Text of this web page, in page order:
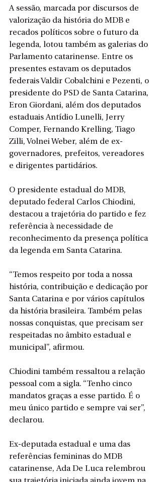
A sessão, marcada por discursos de
valorização da história do MDB e
recados políticos sobre o futuro da
legenda, lotou também as galerias do
Parlamento catarinense. Entre os
presentes estavam os deputados
federais Valdir Cobalchini e Pezenti, o
presidente do PSD de Santa Catarina,
Eron Giordani, além dos deputados
estaduais Antídio Lunelli, Jerry
Comper, Fernando Krelling, Tiago
Zilli, Volnei Weber, além de ex-
governadores, prefeitos, vereadores
e dirigentes partidários.
O presidente estadual do MDB,
deputado federal Carlos Chiodini,
destacou a trajetória do partido e fez
referência à necessidade de
reconhecimento da presença política
da legenda em Santa Catarina.
“Temos respeito por toda a nossa
história, contribuição e dedicação por
Santa Catarina e por vários capítulos
da história brasileira. Também pelas
nossas conquistas, que precisam ser
respeitadas no âmbito estadual e
municipal”, afirmou.
Chiodini também ressaltou a relação
pessoal com a sigla. “Tenho cinco
mandatos graças a esse partido. É o
meu único partido e sempre vai ser”,
declarou.
Ex-deputada estadual e uma das
referências femininas do MDB
catarinense, Ada De Luca relembrou